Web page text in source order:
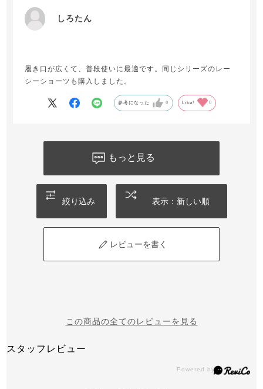
しろたん
履き口が広くて、普段使いに最適です。同じシリーズのレー
シーショーツも購入しました。
参考になった 0 Like! 0
もっと見る
絞り込み 表示：新しい順
レビューを書く
この商品の全てのレビューを見る
スタッフレビュー